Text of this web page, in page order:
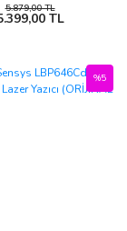
5.879,00 TL
TL
%5